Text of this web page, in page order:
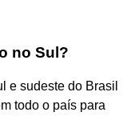
no Sul?
e sudeste do Brasil
todo o país para